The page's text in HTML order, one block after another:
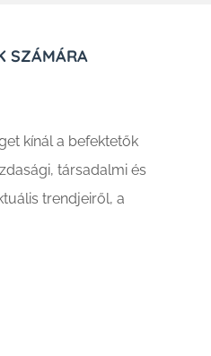
SZÁMÁRA
kínál a befektetők
társadalmi és
trendjeiről, a